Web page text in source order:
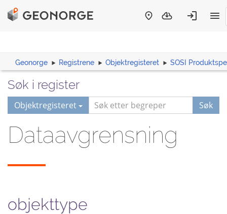
Geonorge Registrene Objektregisteret SOSI
Søk i register
Objektregisteret Søk
Dataavgrensning
objekttype